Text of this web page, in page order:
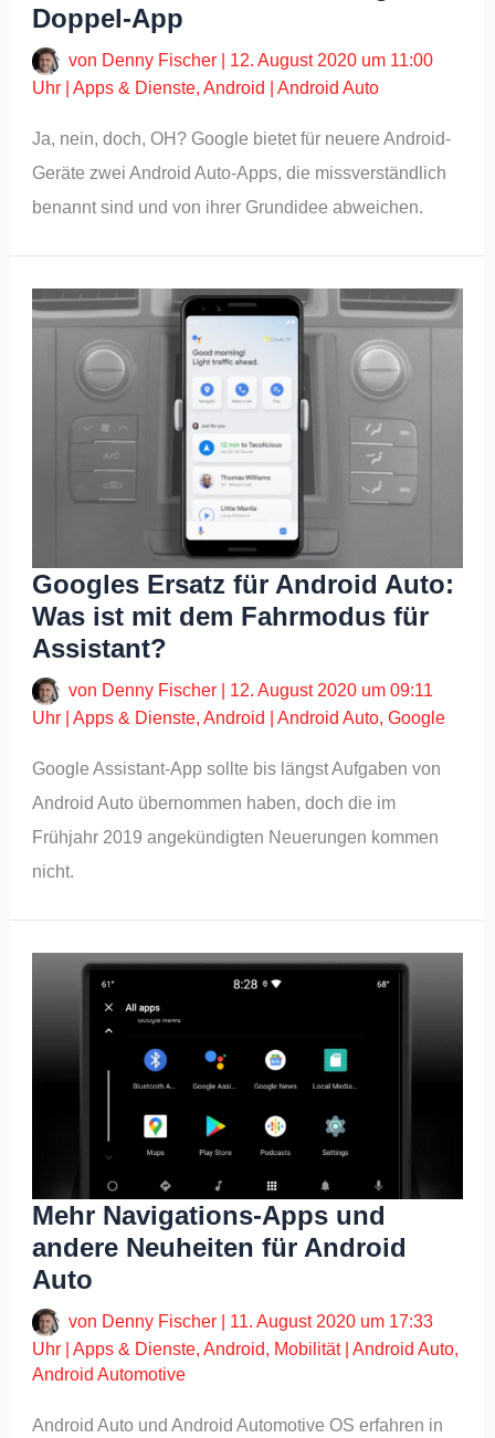
Doppel-App
von Denny Fischer
12. August 2020 um 11:00
Uhr |Apps & Dienste,Android |Android Auto
Ja, nein, doch, OH? Google bietet für neuere Android-
Geräte zwei Android Auto-Apps, die missverständlich
benannt sind und von ihrer Grundidee abweichen.
Googles Ersatz für Android Auto:
Was ist mit dem Fahrmodus für
Assistant?
von Denny Fischer
12. August 2020 um 09:11
Uhr |Apps & Dienste,Android |Android Auto,Google
Google Assistant-App sollte bis längst Aufgaben von
Android Auto übernommen haben, doch die im
Frühjahr 2019 angekündigten Neuerungen kommen
nicht.
Mehr Navigations-Apps und
andere Neuheiten für Android
Auto
von Denny Fischer
11. August 2020 um 17:33
Uhr |Apps & Dienste,Android, Mobilität|Android Auto,
Android Automotive
Android Auto und Android Automotive OS erfahren in